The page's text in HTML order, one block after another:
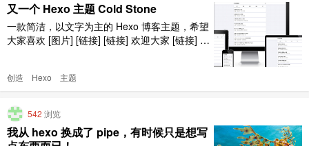
又一个 Hexo 主题 Cold Stone
一款简洁，以文字为主的 Hexo 博客主题，希望
大家喜欢 [图片] [链接] [链接] 欢迎大家 [链接] ，
创造 Hexo 主题
542 浏览
我从 hexo 换成了 pipe，有时候只是想写